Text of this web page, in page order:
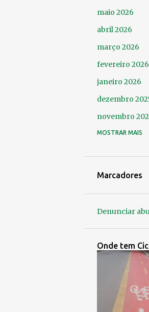
maio 2026
abril 2026
março 2026
fevereiro 2026
janeiro 2026
dezembro
novembro
outubro 2025
março 2025
fevereiro 2025
janeiro 2025
dezembro 2024
MOSTRAR MAIS
Marcadores
Denunciar
Onde tem